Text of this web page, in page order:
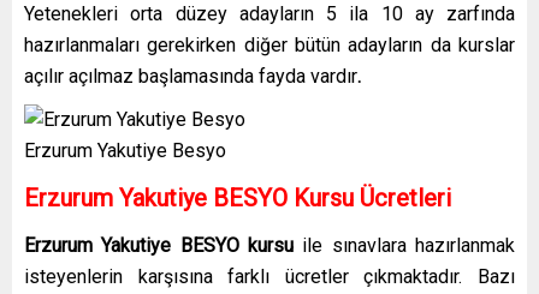
Yetenekleri orta düzey adayların 5 ila 10 ay zarfında
hazırlanmaları gerekirken diğer bütün adayların da kurslar
açılır açılmaz başlamasında fayda vardır.
Erzurum Yakutiye Besyo
Erzurum Yakutiye BESYO Kursu Ücretleri
Erzurum Yakutiye BESYO kursu ile sınavlara hazırlanmak
isteyenlerin karşısına farklı ücretler çıkmaktadır. Bazı